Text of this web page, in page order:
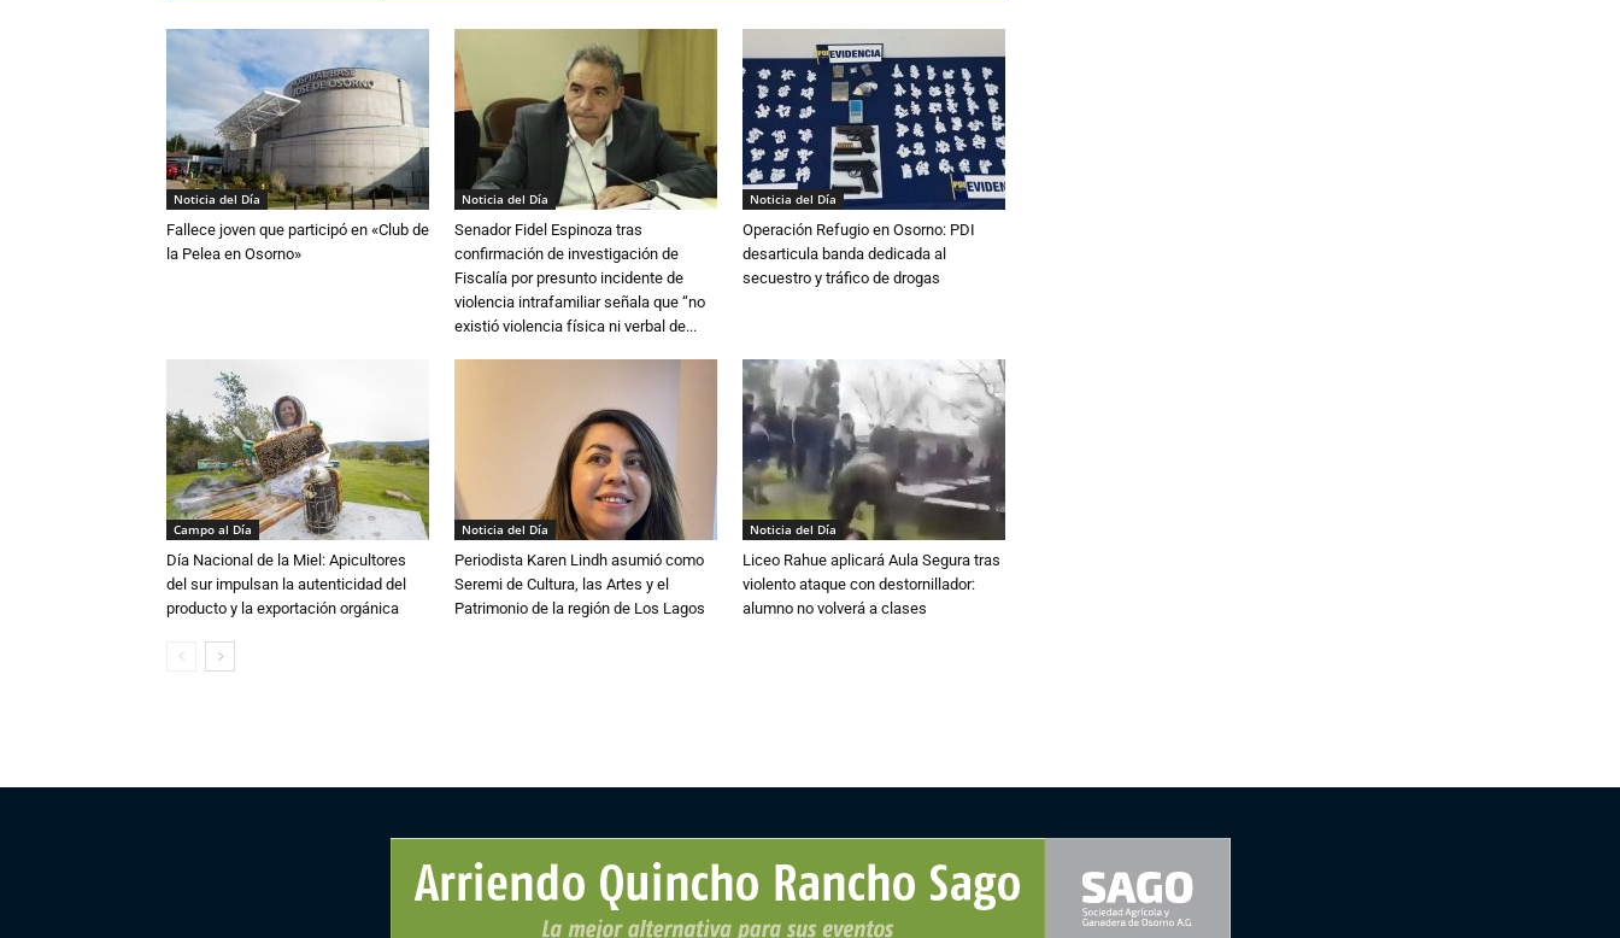
Noticia del Día
Fallece joven que participó en «Club de
la Pelea en Osorno»
Noticia del Día
Senador Fidel Espinoza tras
confirmación de investigación de
Fiscalía por presunto incidente de
violencia intrafamiliar señala que “no
existió violencia física ni verbal de...
Noticia del Día
Operación Refugio en Osorno: PDI
desarticula banda dedicada al
secuestro y tráfico de drogas
Campo al Día
Día Nacional de la Miel: Apicultores
del sur impulsan la autenticidad del
producto y la exportación orgánica
Noticia del Día
Periodista Karen Lindh asumió como
Seremi de Cultura, las Artes y el
Patrimonio de la región de Los Lagos
Noticia del Día
Liceo Rahue aplicará Aula Segura tras
violento ataque con destornillador:
alumno no volverá a clases